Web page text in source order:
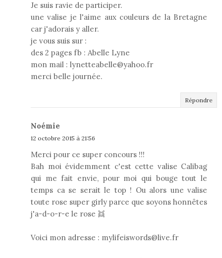
Je suis ravie de participer.
une valise je l'aime aux couleurs de la Bretagne
car j'adorais y aller.
je vous suis sur :
des 2 pages fb : Abelle Lyne
mon mail : lynetteabelle@yahoo.fr
merci belle journée.
Répondre
Noémie
12 octobre 2015 à 21:56
Merci pour ce super concours !!!
Bah moi évidemment c'est cette valise Calibag
qui me fait envie, pour moi qui bouge tout le
temps ca se serait le top ! Ou alors une valise
toute rose super girly parce que soyons honnêtes
j'a-d-o-r-e le rose 👯
Voici mon adresse : mylifeiswords@live.fr